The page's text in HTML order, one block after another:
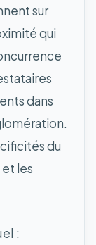
sur
qui
dans
du
les
: